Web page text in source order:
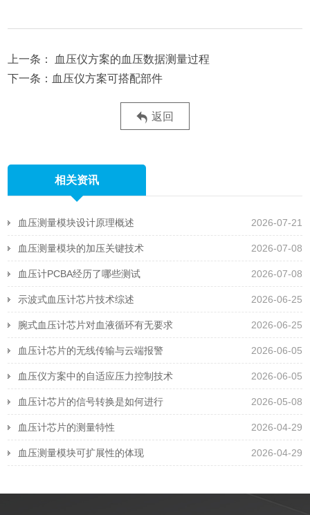
血压仪方案的血压数据测量过程
血压仪方案可搭配部件
返回
相关资讯
2026-07-21
血压测量模块设计原理概述
2026-07-08
血压测量模块的加压关键技术
2026-07-08
血压计PCBA经历了哪些测试
2026-06-25
示波式血压计芯片技术综述
2026-06-25
腕式血压计芯片对血液循环有无要求
2026-06-05
血压计芯片的无线传输与云端报警
2026-06-05
血压仪方案中的自适应压力控制技术
2026-05-08
血压计芯片的信号转换是如何进行
2026-04-29
血压计芯片的测量特性
2026-04-29
血压测量模块可扩展性的体现